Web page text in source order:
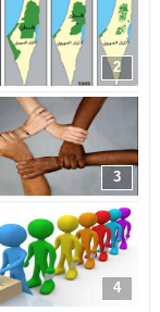
2
3
4